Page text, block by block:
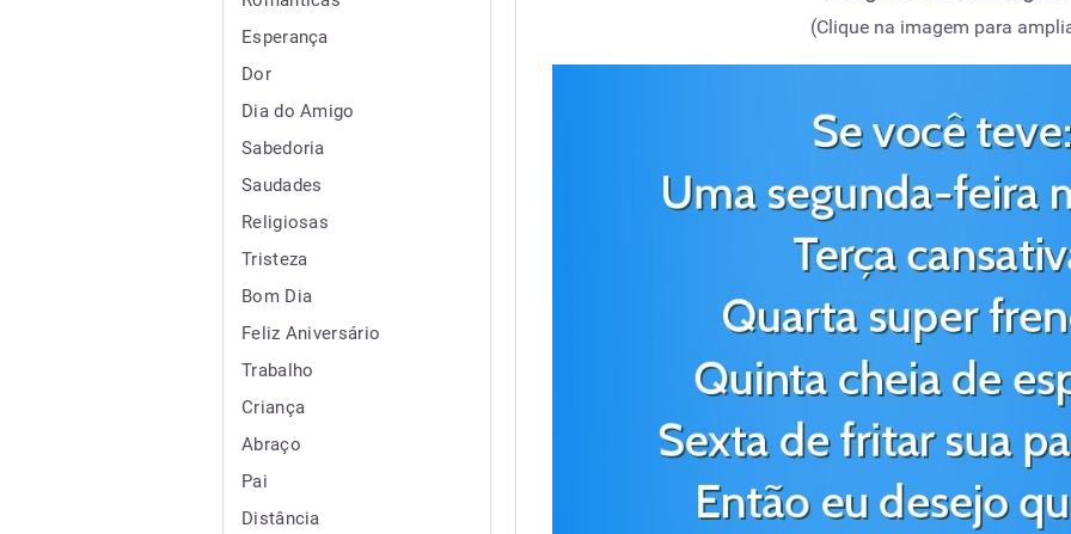
Esperança
Dor
Dia do Amigo
Sabedoria
Saudades
Religiosas
Tristeza
Bom Dia
Feliz Aniversário
Trabalho
Criança
Abraço
Pai
Distância
(Clique na imagem para